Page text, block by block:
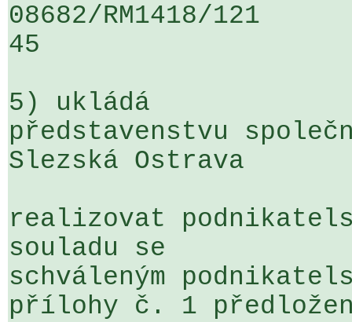
08682/RM1418/
45
5) ukládá
představenstvu
Slezská Ostrava
realizovat
souladu se
schváleným
přílohy č. 1